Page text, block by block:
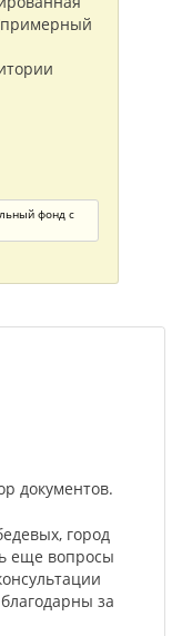
фонд с
документов.
город
еще вопросы
за